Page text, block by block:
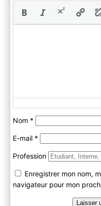
Nom *
E-mail *
Profession
Enregistrer mon nom,
navigateur pour mon